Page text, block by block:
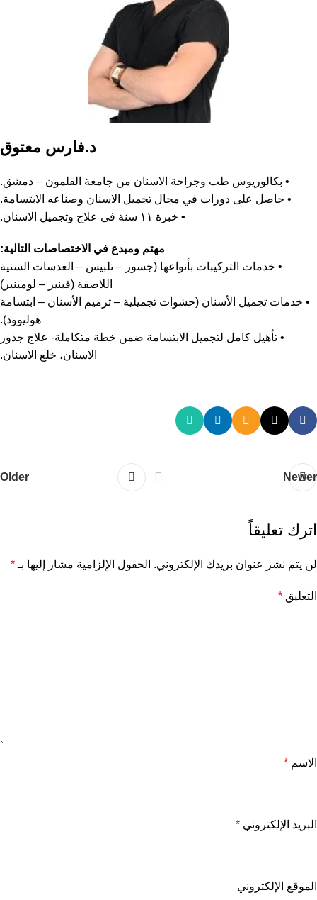
د.فارس معتوق
• بكالوريوس طب وجراحة الاسنان من جامعة القلمون – دمشق.
• حاصل على دورات في مجال تجميل الاسنان وصناعه الابتسامة.
• خبرة ١١ سنة في علاج وتجميل الاسنان.
مهتم ومبدع في الاختصاصات التالية:
• خدمات التركيبات بأنواعها (جسور – تلبيس – العدسات السنية
اللاصقة (فينير – لومينير)
• خدمات تجميل الأسنان (حشوات تجميلية – ترميم الأسنان – ابتسامة
هوليوود).
• تأهيل كامل لتجميل الابتسامة ضمن خطة متكاملة- علاج جذور
الاسنان، خلع الاسنان.
Newer
Older
اترك تعليقاً
لن يتم نشر عنوان بريدك الإلكتروني. الحقول الإلزامية مشار إليها بـ *
التعليق *
الاسم *
البريد الإلكتروني *
الموقع الإلكتروني